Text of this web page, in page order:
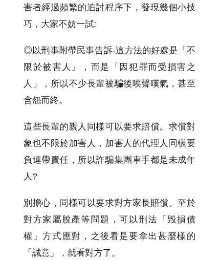
害者經過頻繁的追討程序下，發現幾個小技
巧，大家不妨一試:
◎以刑事附帶民事告訴-這方法的好處是「不
限於被害人」，而是「因犯罪而受損害之
人」，所以不少長輩被騙後唉聲嘆氣，甚至
含怨而終。
這些長輩的親人同樣可以要求賠償。求償對
象也不限於加害人，加害人的代理人同樣要
負連帶責任，所以詐騙集團車手都是未成年
人?
別擔心，同樣可以要求對方家長賠償。至於
對方家屬脫產等問題，可以刑法「毀損債
權」方式應對，之後看是要拿出甚麼樣的
「誠意」，就看對方了。